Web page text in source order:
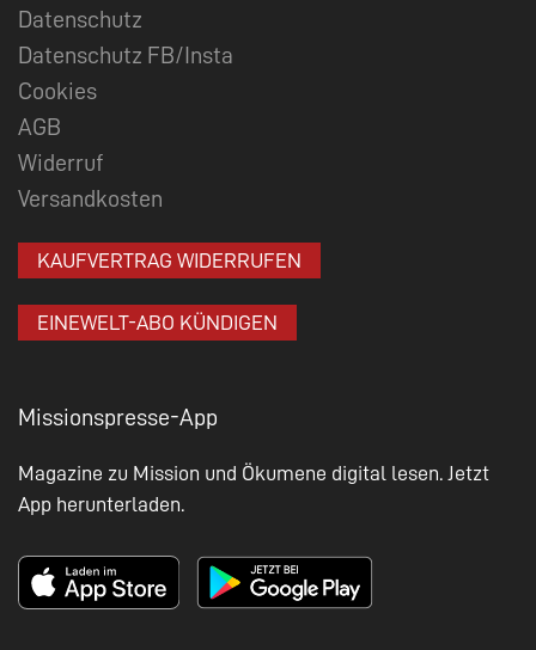
Datenschutz
Datenschutz FB/Insta
Cookies
AGB
Widerruf
Versandkosten
KAUFVERTRAG WIDERRUFEN
EINEWELT-ABO KÜNDIGEN
Missionspresse-App
Magazine zu Mission und Ökumene digital lesen. Jetzt
App herunterladen.